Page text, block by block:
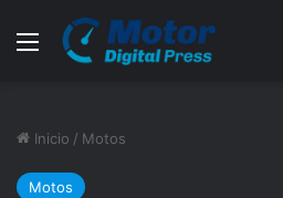
Menú
Inicio / Motos
Motos